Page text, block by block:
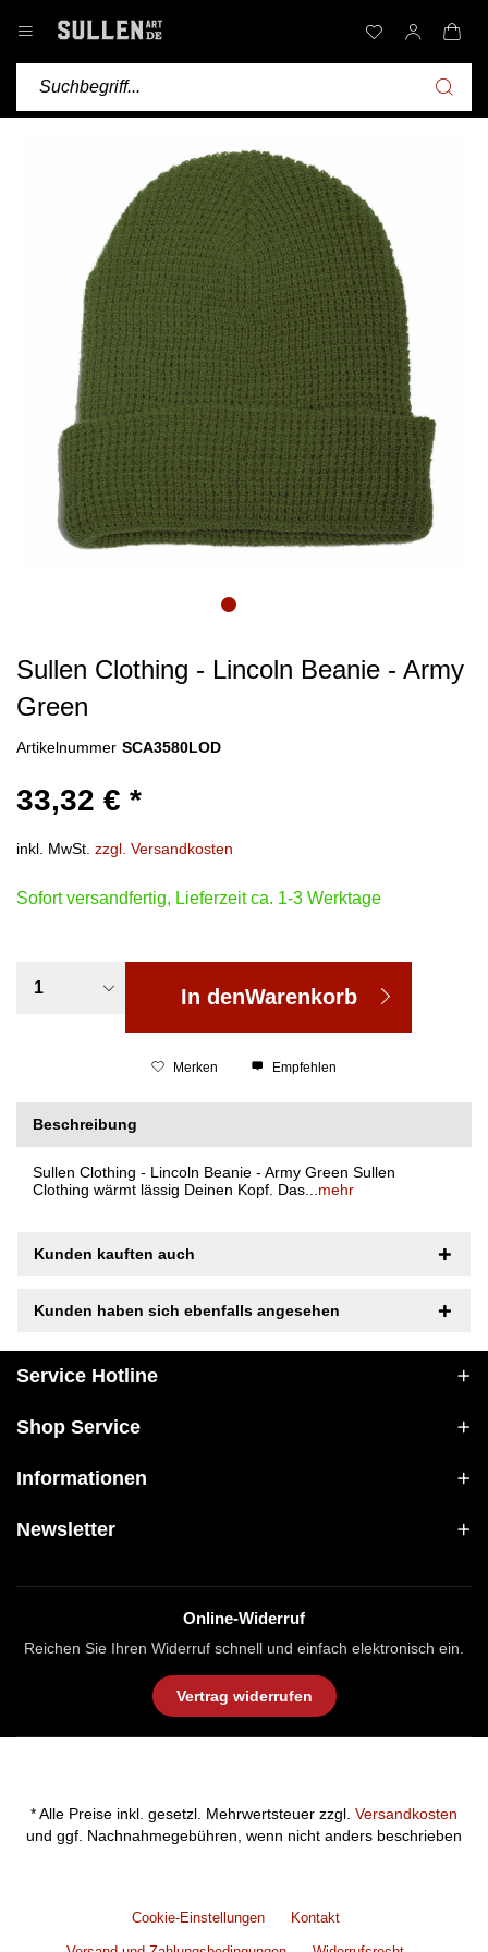
Sullen Clothing - Lincoln Beanie - Army
Green
Artikelnummer SCA3580LOD
33,32 € *
inkl. MwSt. zzgl. Versandkosten
Sofort versandfertig, Lieferzeit ca. 1-3 Werktage
In denWarenkorb
Merken Empfehlen
Beschreibung
Sullen Clothing - Lincoln Beanie - Army Green Sullen
Clothing wärmt lässig Deinen Kopf. Das... mehr
Kunden kauften auch
Kunden haben sich ebenfalls angesehen
Service Hotline
Shop Service
Informationen
Newsletter
Online-Widerruf
Reichen Sie Ihren Widerruf schnell und einfach elektronisch ein.
Vertrag widerrufen
* Alle Preise inkl. gesetzl. Mehrwertsteuer zzgl. Versandkosten
und ggf. Nachnahmegebühren, wenn nicht anders beschrieben
Cookie-Einstellungen Kontakt